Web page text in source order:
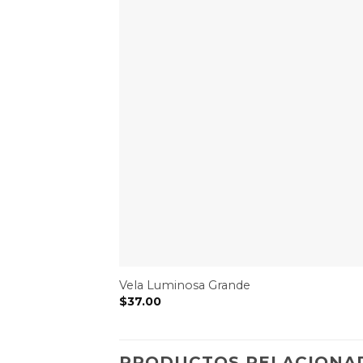
Vela Luminosa Grande
$37.00